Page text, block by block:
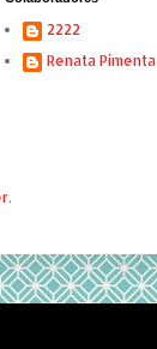
2222
Renata Pimenta
.